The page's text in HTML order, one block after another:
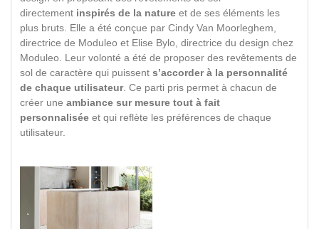
directement inspirés de la nature et de ses éléments les
plus bruts. Elle a été conçue par Cindy Van Moorleghem,
directrice de Moduleo et Elise Bylo, directrice du design chez
Moduleo. Leur volonté a été de proposer des revêtements de
sol de caractère qui puissent s’accorder à la personnalité
de chaque utilisateur. Ce parti pris permet à chacun de
créer une ambiance sur mesure tout à fait
personnalisée et qui reflète les préférences de chaque
utilisateur.